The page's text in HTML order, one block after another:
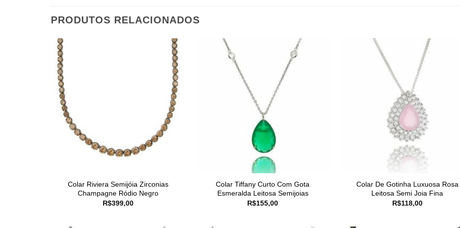
PRODUTOS RELACIONADOS
Colar Riviera Semijóia Zirconias
Champagne Ródio Negro
R$399,00
Colar Tiffany Curto Com Gota
Esmeralda Leitosa Semijoias
R$155,00
Colar De Gotinha Luxuosa Rosa
Leitosa Semi Joia Fina
R$118,00